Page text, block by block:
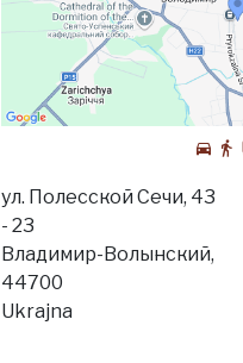
ул. Полесской Сечи, 43
- 23
Владимир-Волынский,
44700
Ukrajna